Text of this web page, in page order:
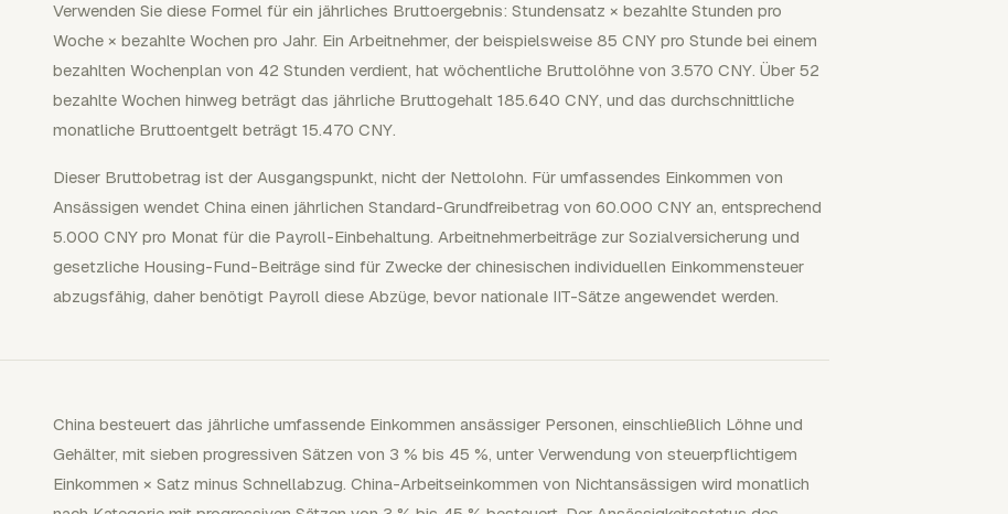
Verwenden Sie diese Formel für ein jährliches Bruttoergebnis: Stundensatz × bezahlte Stunden pro
Woche × bezahlte Wochen pro Jahr. Ein Arbeitnehmer, der beispielsweise 85 CNY pro Stunde bei einem
bezahlten Wochenplan von 42 Stunden verdient, hat wöchentliche Bruttolöhne von 3.570 CNY. Über 52
bezahlte Wochen hinweg beträgt das jährliche Bruttogehalt 185.640 CNY, und das durchschnittliche
monatliche Bruttoentgelt beträgt 15.470 CNY.
Dieser Bruttobetrag ist der Ausgangspunkt, nicht der Nettolohn. Für umfassendes Einkommen von
Ansässigen wendet China einen jährlichen Standard-Grundfreibetrag von 60.000 CNY an, entsprechend
5.000 CNY pro Monat für die Payroll-Einbehaltung. Arbeitnehmerbeiträge zur Sozialversicherung und
gesetzliche Housing-Fund-Beiträge sind für Zwecke der chinesischen individuellen Einkommensteuer
abzugsfähig, daher benötigt Payroll diese Abzüge, bevor nationale IIT-Sätze angewendet werden.
China besteuert das jährliche umfassende Einkommen ansässiger Personen, einschließlich Löhne und
Gehälter, mit sieben progressiven Sätzen von 3 % bis 45 %, unter Verwendung von steuerpflichtigem
Einkommen × Satz minus Schnellabzug. China-Arbeitseinkommen von Nichtansässigen wird monatlich